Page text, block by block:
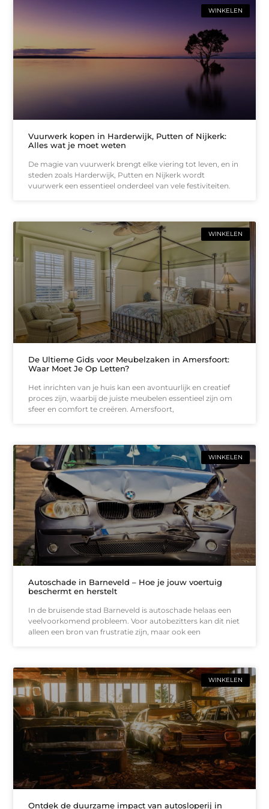
WINKELEN
Vuurwerk kopen in Harderwijk, Putten of Nijkerk:
Alles wat je moet weten
De magie van vuurwerk brengt elke viering tot leven, en in
steden zoals Harderwijk, Putten en Nijkerk wordt
vuurwerk een essentieel onderdeel van vele festiviteiten.
WINKELEN
De Ultieme Gids voor Meubelzaken in Amersfoort:
Waar Moet Je Op Letten?
Het inrichten van je huis kan een avontuurlijk en creatief
proces zijn, waarbij de juiste meubelen essentieel zijn om
sfeer en comfort te creëren. Amersfoort,
WINKELEN
Autoschade in Barneveld – Hoe je jouw voertuig
beschermt en herstelt
In de bruisende stad Barneveld is autoschade helaas een
veelvoorkomend probleem. Voor autobezitters kan dit niet
alleen een bron van frustratie zijn, maar ook een
WINKELEN
Ontdek de duurzame impact van autosloperij in